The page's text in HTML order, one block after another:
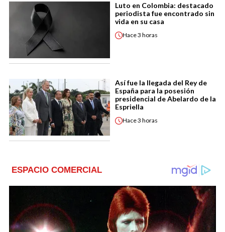
Luto en Colombia: destacado
periodista fue encontrado sin
vida en su casa
Hace3 horas
Así fue la llegada del Rey de
España para la posesión
presidencial de Abelardo de la
Espriella
Hace3 horas